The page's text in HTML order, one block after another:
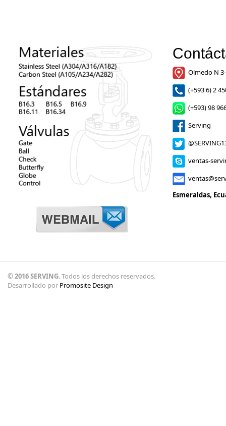
Olmedo N
(+593 6) 2
(+593) 98
Serving
ventas-
Esmeraldas,
© 2016 SERVING. Todos los derechos reservados.
Desarrollado por Promosite Design